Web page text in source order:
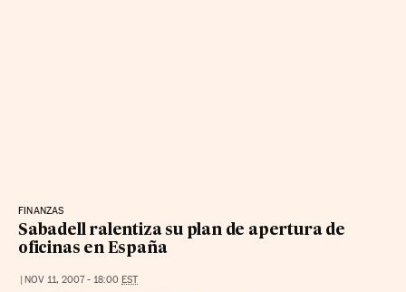
FINANZAS
Sabadell ralentiza su plan de apertura de
oficinas en España
| NOV 11, 2007 - 18:00 EST